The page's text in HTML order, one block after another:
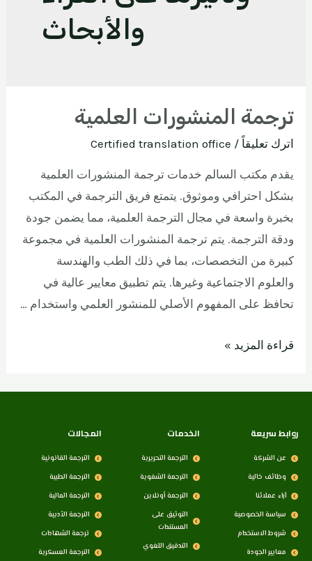
والأبحاث
ترجمة المنشورات العلمية
اترك تعليقاً /
Certified translation office
يقدم مكتب السالم خدمات ترجمة المنشورات العلمية
بشكل احترافي وموثوق. يتمتع فريق الترجمة في المكتب
بخبرة واسعة في مجال الترجمة العلمية، مما يضمن جودة
ودقة الترجمة. يتم ترجمة المنشورات العلمية في مجموعة
كبيرة من التخصصات، بما في ذلك الطب والهندسة
والعلوم الاجتماعية وغيرها. يتم تطبيق معايير عالية في
تحافظ على المفهوم الأصلي للمنشور العلمي واستخدام …
قراءة المزيد »
المجالات
الترجمة القانونية
الترجمة الطبية
الترجمة المالية
الترجمة الأدبية
ترجمة الشهادات
الترجمة العسكرية
الخدمات
الترجمة التحريرية
الترجمة الشفوية
الترجمة أونلاين
التوثيق على
المستندات
التدقيق اللغوي
روابط سريعة
عن الشركة
وظائف خالية
آراء عملائنا
سياسة الخصوصية
شروط الاستخدام
معايير الجودة